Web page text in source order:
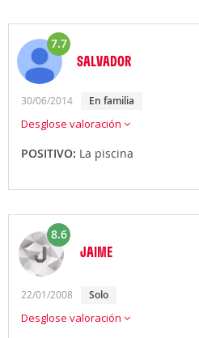
7.7
SALVADOR
30/06/2014 en familia
Desglose valoración
POSITIVO: La piscina
8.6
JAIME
22/01/2008 solo
Desglose valoración